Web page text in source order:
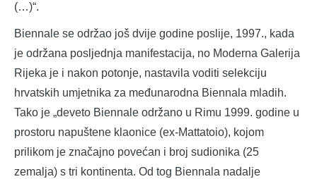
(…)“.
Biennale se održao još dvije godine poslije, 1997., kada
je održana posljednja manifestacija, no Moderna Galerija
Rijeka je i nakon potonje, nastavila voditi selekciju
hrvatskih umjetnika za međunarodna Biennala mladih.
Tako je „deveto Biennale održano u Rimu 1999. godine u
prostoru napuštene klaonice (ex-Mattatoio), kojom
prilikom je značajno povećan i broj sudionika (25
zemalja) s tri kontinenta. Od tog Biennala nadalje